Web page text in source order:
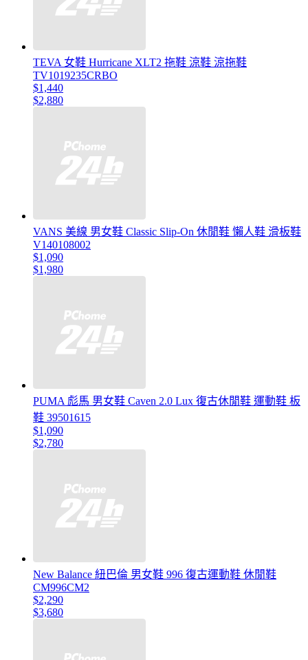
TEVA 女鞋 Hurricane XLT2 拖鞋 涼鞋 涼拖鞋
TV1019235CRBO
$1,440
$2,880
VANS 美線 男女鞋 Classic Slip-On 休閒鞋 懶人鞋 滑板鞋
V140108002
$1,090
$1,980
PUMA 彪馬 男女鞋 Caven 2.0 Lux 復古休閒鞋 運動鞋 板
鞋 39501615
$1,090
$2,780
New Balance 紐巴倫 男女鞋 996 復古運動鞋 休閒鞋
CM996CM2
$2,290
$3,680